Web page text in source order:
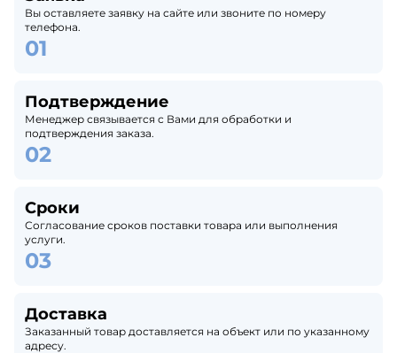
Вы оставляете заявку на сайте или звоните по номеру
телефона.
Подтверждение
Менеджер связывается с Вами для обработки и
подтверждения заказа.
Сроки
Согласование сроков поставки товара или выполнения
услуги.
Доставка
Заказанный товар доставляется на объект или по указанному
адресу.